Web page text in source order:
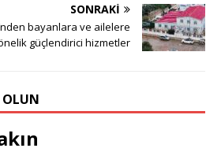
SONRAKI
bayanlara ve ailelere
güçlendirici hizmetler